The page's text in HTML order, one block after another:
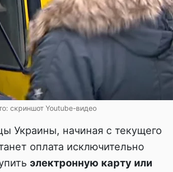
скриншот Youtube-видео
Украины, начиная с текущего
оплата исключительно
электронную карту или